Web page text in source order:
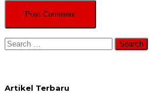
Search
Artikel Terbaru